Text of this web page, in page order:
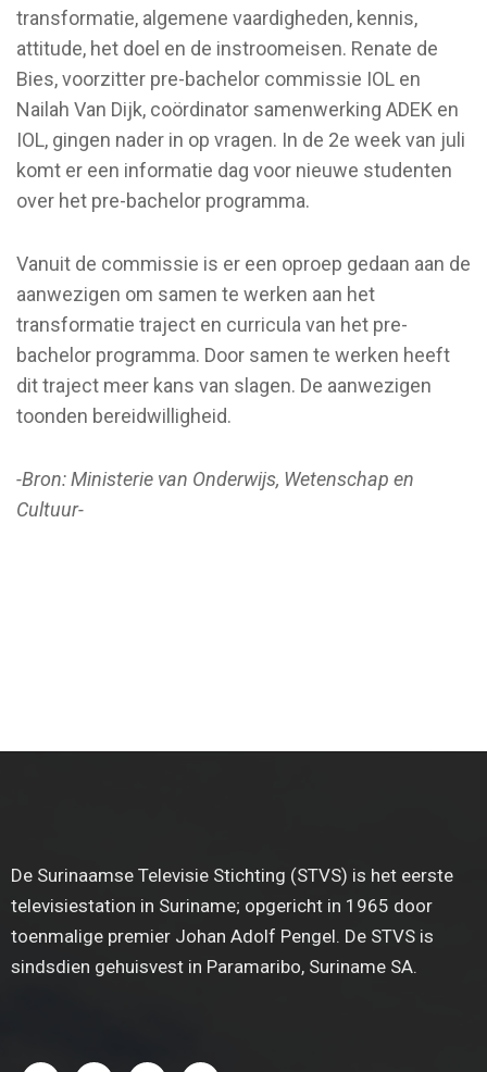
transformatie, algemene vaardigheden, kennis,
attitude, het doel en de instroomeisen. Renate de
Bies, voorzitter pre-bachelor commissie IOL en
Nailah Van Dijk, coördinator samenwerking ADEK en
IOL, gingen nader in op vragen. In de 2e week van juli
komt er een informatie dag voor nieuwe studenten
over het pre-bachelor programma.
Vanuit de commissie is er een oproep gedaan aan de
aanwezigen om samen te werken aan het
transformatie traject en curricula van het pre-
bachelor programma. Door samen te werken heeft
dit traject meer kans van slagen. De aanwezigen
toonden bereidwilligheid.
-Bron: Ministerie van Onderwijs, Wetenschap en
Cultuur-
De Surinaamse Televisie Stichting (STVS) is het eerste
televisiestation in Suriname; opgericht in 1965 door
toenmalige premier Johan Adolf Pengel. De STVS is
sindsdien gehuisvest in Paramaribo, Suriname SA.